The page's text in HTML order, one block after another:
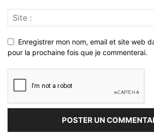
Enregistrer mon nom, email et site web
pour la prochaine fois que je commenterai.